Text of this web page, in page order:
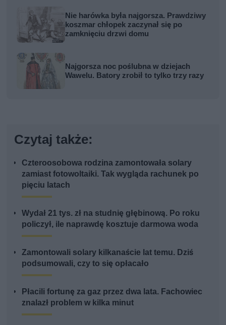
Nie harówka była najgorsza. Prawdziwy
koszmar chłopek zaczynał się po
zamknięciu drzwi domu
Najgorsza noc poślubna w dziejach
Wawelu. Batory zrobił to tylko trzy razy
Czytaj także:
Czteroosobowa rodzina zamontowała solary
zamiast fotowoltaiki. Tak wygląda rachunek po
pięciu latach
Wydał 21 tys. zł na studnię głębinową. Po roku
policzył, ile naprawdę kosztuje darmowa woda
Zamontowali solary kilkanaście lat temu. Dziś
podsumowali, czy to się opłacało
Płacili fortunę za gaz przez dwa lata. Fachowiec
znalazł problem w kilka minut